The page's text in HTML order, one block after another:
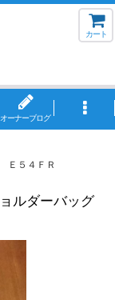
カート
オーナーブログ
Ｅ５４ＦＲ
ルダーバッグ